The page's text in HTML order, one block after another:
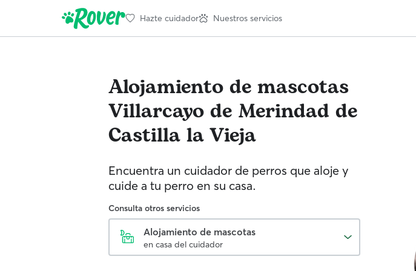
Hazte cuidador Nuestros servicios
Alojamiento de mascotas
Villarcayo de Merindad de
Castilla la Vieja
Encuentra un cuidador de perros que aloje y
cuide a tu perro en su casa.
Consulta otros servicios
Alojamiento de mascotas
en casa del cuidador